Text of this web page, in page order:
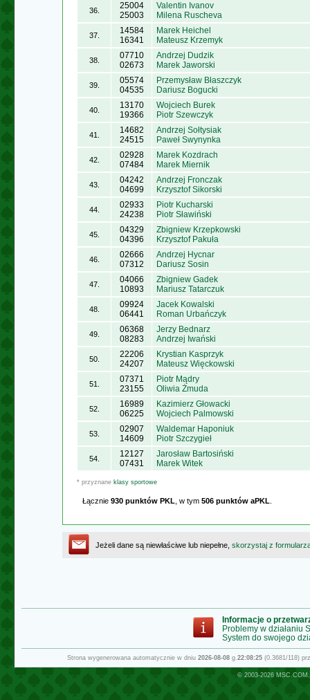
36.
25004
25003
Valentin Ivanov
Milena Ruscheva
37.
14584
16341
Marek Heichel
Mateusz Krzemyk
38.
07710
02673
Andrzej Dudzik
Marek Jaworski
39.
05574
04535
Przemysław Błaszczyk
Dariusz Bogucki
40.
13170
19366
Wojciech Burek
Piotr Szewczyk
41.
14682
24515
Andrzej Sołtysiak
Paweł Swynynka
42.
02928
07484
Marek Kozdrach
Marek Miernik
43.
04242
04699
Andrzej Fronczak
Krzysztof Sikorski
44.
02933
24238
Piotr Kucharski
Piotr Sławiński
45.
04329
04396
Zbigniew Krzepkowski
Krzysztof Pakuła
46.
02666
07312
Andrzej Hycnar
Dariusz Sosin
47.
04066
10893
Zbigniew Gadek
Mariusz Tatarczuk
48.
09924
06441
Jacek Kowalski
Roman Urbańczyk
49.
06368
08283
Jerzy Bednarz
Andrzej Iwański
50.
22206
24207
Krystian Kasprzyk
Mateusz Więckowski
51.
07371
23155
Piotr Mądry
Oliwia Żmuda
52.
16989
06225
Kazimierz Głowacki
Wojciech Palmowski
53.
02907
14609
Waldemar Haponiuk
Piotr Szczygieł
54.
12127
07431
Jarosław Bartosiński
Marek Witek
* przyznane klasy sportowe
Łącznie 930 punktów PKL , w tym 506 punktów aPKL
Jeżeli dane są niewłaściwe lub niepełne, skorzystaj z
Informacje o
Problemy w działaniu
System do swojego
Strona wygenerowana automatycznie w dniu 2026-08-08 g.22:08:25 (0.3681/118)
© 2003-2026